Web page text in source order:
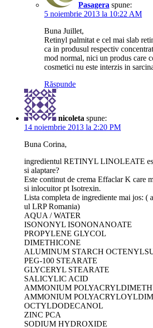
Pasagera spune:
5 noiembrie 2013 la 10:22 AM
Buna Juillet,
Retinyl palmitat e cel mai slab
ca in produsul respectiv
mod normal, nici un produs care
cosmetici nu este interzis in
Răspunde
nicoleta spune:
14 noiembrie 2013 la 2:20 PM
Buna Corina,
ingredientul RETINYL LINOLEATE
si alaptare?
Este continut de crema Effaclar K care
si inlocuitor pt Isotrexin.
Lista completa de ingrediente mai jos: (
ul LRP Romania)
AQUA / WATER
ISONONYL ISONONANOATE
PROPYLENE GLYCOL
DIMETHICONE
ALUMINUM STARCH
PEG-100 STEARATE
GLYCERYL STEARATE
SALICYLIC ACID
AMMONIUM
AMMONIUM
OCTYLDODECANOL
ZINC PCA
SODIUM HYDROXIDE